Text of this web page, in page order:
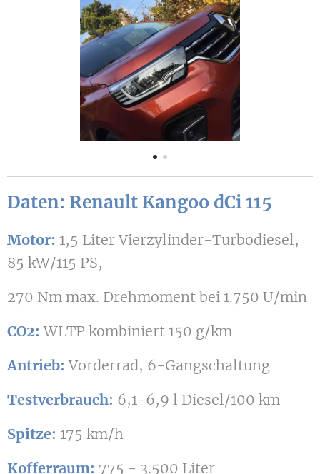
Daten: Renault Kangoo dCi 115
Motor: 1,5 Liter Vierzylinder-Turbodiesel,
85 kW/115 PS,
270 Nm max. Drehmoment bei 1.750 U/min
CO2: WLTP kombiniert 150 g/km
Antrieb: Vorderrad, 6-Gangschaltung
Testverbrauch: 6,1-6,9 l Diesel/100 km
Spitze: 175 km/h
Kofferraum: 775 - 3.500 Liter